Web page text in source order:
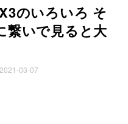
のいろいろ そ
繋いで見ると大
2021-03-07